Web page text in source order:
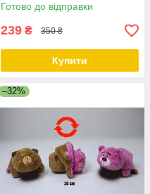
Готово до відправки
239 ₴ 350 ₴
Купити
–32%